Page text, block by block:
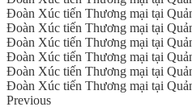
Đoàn Xúc tiến Thương mại tại
Đoàn Xúc tiến Thương mại tại
Đoàn Xúc tiến Thương mại tại
Đoàn Xúc tiến Thương mại tại
Đoàn Xúc tiến Thương mại tại
Đoàn Xúc tiến Thương mại tại
Previous